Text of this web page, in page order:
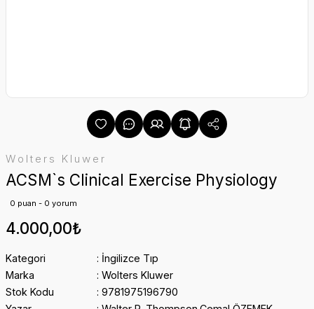
Wolters Kluwer
ACSM`s Clinical Exercise Physiology
0 puan - 0 yorum
4.000,00₺
Kategori
İngilizce Tıp
Marka
Wolters Kluwer
Stok Kodu
9781975196790